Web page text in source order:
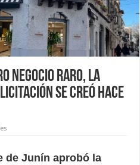
negocio raro, la
se creó hace
de Junín aprobó la